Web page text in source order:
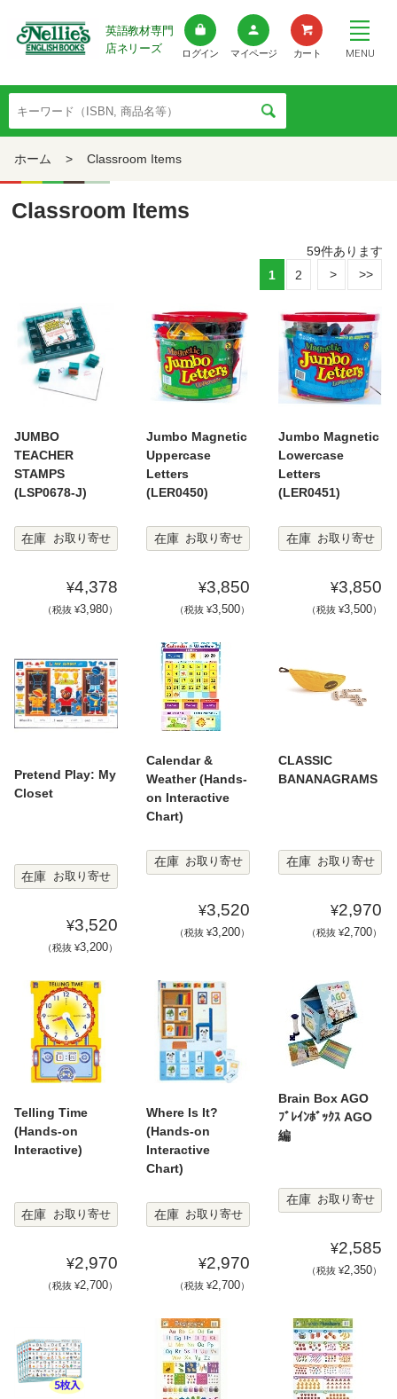
英語教材専門
店ネリーズ
ログイン マイページ カート MENU
ホーム > Classroom Items
Classroom Items
59件あります
1
2
JUMBO
TEACHER
STAMPS
(LSP0678-J)
在庫 お取り寄せ
¥4,378
（税抜 ¥3,980）
Jumbo Magnetic
Uppercase
Letters
(LER0450)
在庫 お取り寄せ
¥3,850
（税抜 ¥3,500）
Jumbo Magnetic
Lowercase
Letters
(LER0451)
在庫 お取り寄せ
¥3,850
（税抜 ¥3,500）
Pretend Play: My
Closet
在庫 お取り寄せ
¥3,520
（税抜 ¥3,200）
Calendar &
Weather (Hands-
on Interactive
Chart)
在庫 お取り寄せ
¥3,520
（税抜 ¥3,200）
CLASSIC
BANANAGRAMS
在庫 お取り寄せ
¥2,970
（税抜 ¥2,700）
Telling Time
(Hands-on
Interactive)
在庫 お取り寄せ
¥2,970
（税抜 ¥2,700）
Where Is It?
(Hands-on
Interactive
Chart)
在庫 お取り寄せ
¥2,970
（税抜 ¥2,700）
Brain Box AGO
ﾌﾞﾚｲﾝﾎﾞｯｸｽ AGO
編
在庫 お取り寄せ
¥2,585
（税抜 ¥2,350）